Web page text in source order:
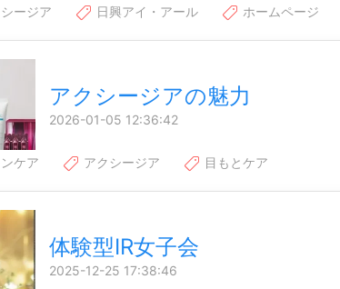
ージア 日興アイ・アール ホームページ
アクシージアの魅力
2026-01-05 12:36:42
ケア アクシージア 目もとケア
体験型IR女子会
2025-12-25 17:38:46